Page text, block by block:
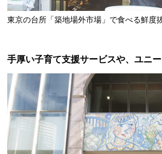
東京の台所「築地場外市場」で食べる鮮度
手厚い子育て支援サービスや、ユニ